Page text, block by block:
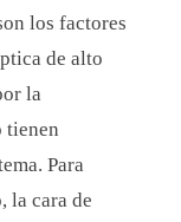
los factores
de alto
la
tienen
Para
la cara de